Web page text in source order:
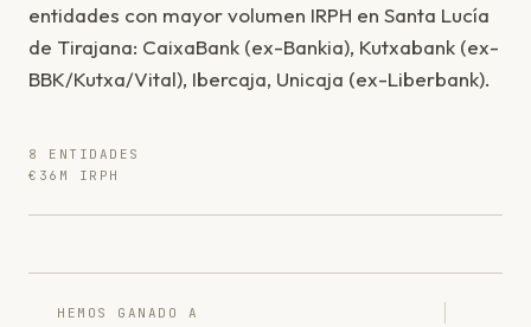
entidades con mayor volumen IRPH en Santa Lucía
de Tirajana: CaixaBank (ex-Bankia), Kutxabank (ex-
BBK/Kutxa/Vital), Ibercaja, Unicaja (ex-Liberbank).
8 ENTIDADES
€36M IRPH
HEMOS GANADO A